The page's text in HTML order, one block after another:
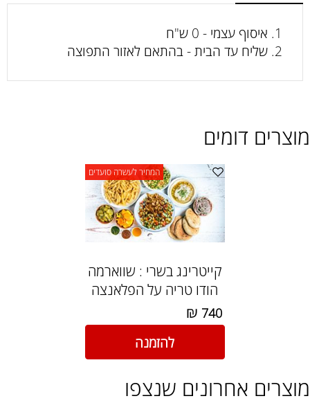
איסוף עצמי - 0 ש"ח
שליח עד הבית - בהתאם לאזור התפוצה
מוצרים דומים
המחיר לעשרה סועדים
קייטרינג בשרי : שווארמה
הודו טריה על הפלאנצה
₪ 740
להזמנה
מוצרים אחרונים שנצפו